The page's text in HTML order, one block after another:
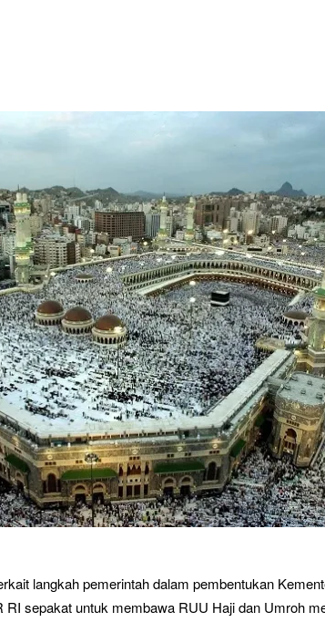
langkah pemerintah dalam pembentukan
sepakat untuk membawa RUU Haji dan Umroh